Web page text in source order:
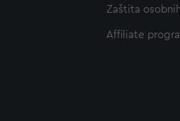
Zaštita
Affiliate